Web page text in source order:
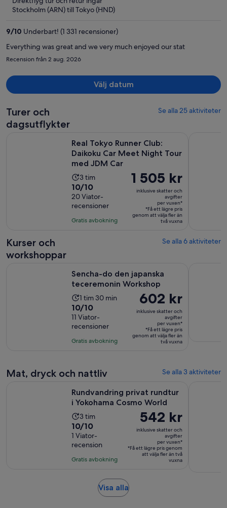
Stockholm (ARN) till Tokyo (HND)
9/10 Underbart! (1 331 recensioner)
Everything was great and we very much enjoyed our stat
Recension från 2 aug. 2026
Välj datum
Turer och
dagsutflykter
Se alla 25 aktiviteter
Real Tokyo Runner Club:
Daikoku Car Meet Night Tour
med JDM Car
Aktivitetens
längd
är
3
timmar
3 tim
10.0
av
10
med
10/10
20 Viator-
recensioner
Gratis avbokning
Priset
är
1 505 kr
vuxen*
1 505 kr
inklusive skatter och
avgifter
per vuxen*
*Få ett lägre pris
genom att välja fler än
två vuxna
Kurser och
workshoppar
Se alla 6 aktiviteter
Sencha-do den japanska
teceremonin Workshop
Aktivitetens
längd
är
1
timme
minuter
1 tim 30 min
10.0
av
10
med
10/10
11 Viator-
recensioner
Gratis avbokning
Priset
är
602 kr
per
vuxen*
602 kr
inklusive skatter och
avgifter
per vuxen*
*Få ett lägre pris
genom att välja fler än
två vuxna
Mat, dryck och nattliv Se alla 3 aktiviteter
Rundvandring privat rundtur
i Yokohama Cosmo World
Aktivitetens
längd
är
3
timmar
3 tim
10.0
av
10
med
recension
10/10
1 Viator-
recension
Gratis avbokning
Priset
är
542 kr
per
vuxen*
542 kr
inklusive skatter och
avgifter
per vuxen*
*Få ett lägre pris genom
att välja fler än två
vuxna
Visa allaÖppnas